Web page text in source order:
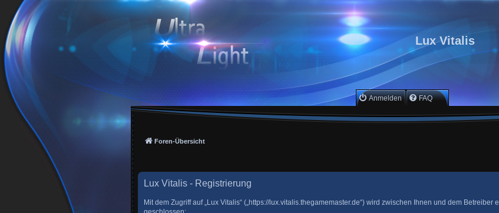
Lux Vitalis
Anmelden FAQ
Foren-Übersicht
Lux Vitalis - Registrierung
Mit dem Zugriff auf „Lux Vitalis“ („https://lux.vitalis.thegamemaster.de“) wird zwischen Ihnen und dem